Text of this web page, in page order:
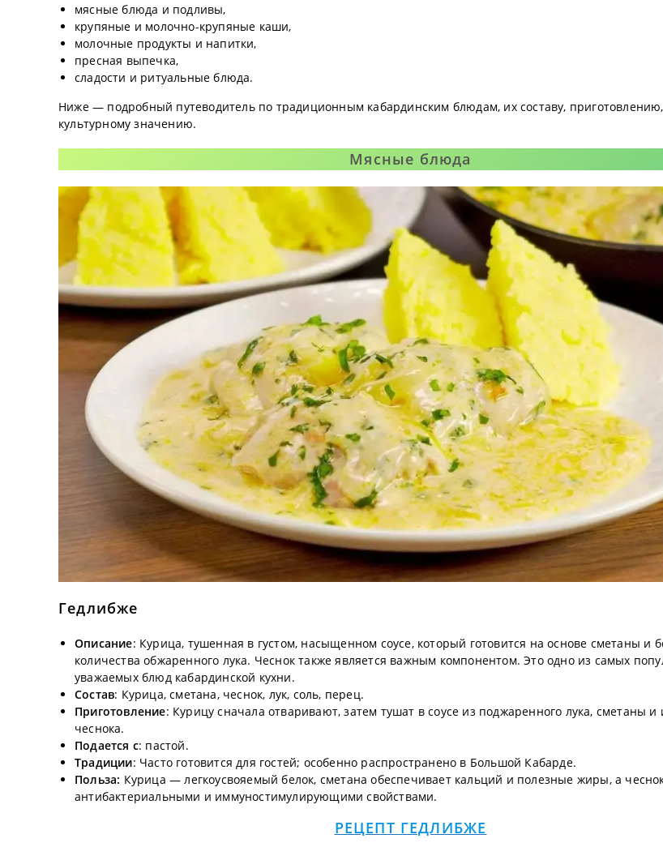
мясные блюда и подливы,
крупяные и молочно-крупяные каши,
молочные продукты и напитки,
пресная выпечка,
сладости и ритуальные блюда.
Ниже — подробный путеводитель по традиционным кабардинским блюдам, их составу,
культурному значению.
Мясные блюда
Гедлибже
Описание: Курица, тушенная в густом, насыщенном соусе, который готовится на основе сметаны и
количества обжаренного лука. Чеснок также является важным компонентом. Это одно из самых
уважаемых блюд кабардинской кухни.
Состав: Курица, сметана, чеснок, лук, соль, перец.
Приготовление: Курицу сначала отваривают, затем тушат в соусе из поджаренного лука, сметаны и
чеснока.
Подается с: пастой.
Традиции: Часто готовится для гостей; особенно распространено в Большой Кабарде.
Польза: Курица — легкоусвояемый белок, сметана обеспечивает кальций и полезные жиры, а
антибактериальными и иммуностимулирующими свойствами.
РЕЦЕПТ ГЕДЛИБЖЕ